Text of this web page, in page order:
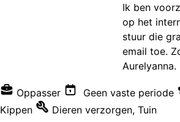
Ik ben
op het
stuur die
email toe.
Aurelyanna.
Oppasser Geen vaste periode
Kippen
Dieren verzorgen, Tuin